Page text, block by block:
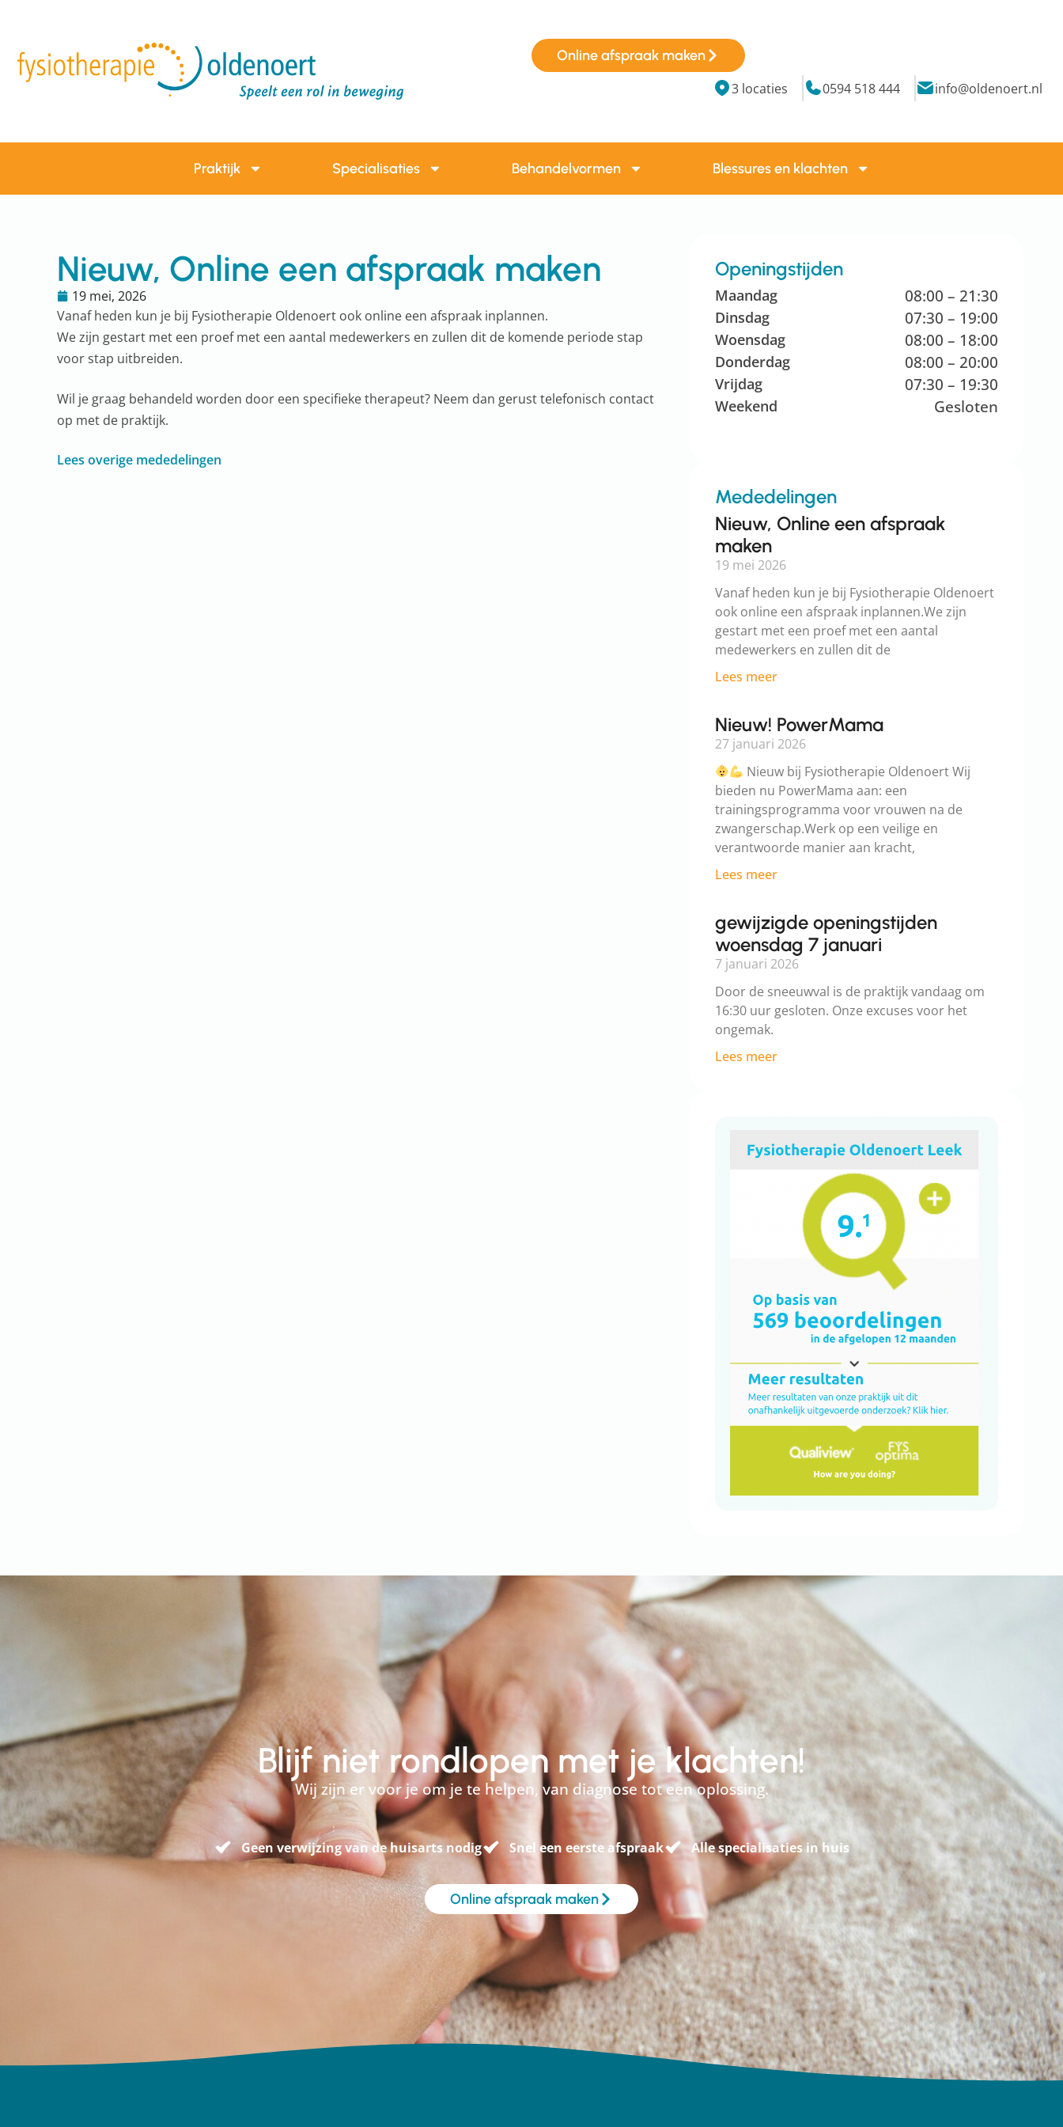
Online afspraak maken
3 locaties
0594 518 444 info@oldenoert.nl
Praktijk Specialisaties Behandelvormen Blessures en klachten
Nieuw, Online een afspraak maken
19 mei, 2026
Vanaf heden kun je bij Fysiotherapie Oldenoert ook online een afspraak inplannen.
We zijn gestart met een proef met een aantal medewerkers en zullen dit de komende periode stap
voor stap uitbreiden.
Wil je graag behandeld worden door een specifieke therapeut? Neem dan gerust telefonisch contact
op met de praktijk.
Lees overige mededelingen
Openingstijden
Maandag 08:00 – 21:30
Dinsdag 07:30 – 19:00
Woensdag 08:00 – 18:00
Donderdag 08:00 – 20:00
Vrijdag 07:30 – 19:30
Weekend Gesloten
Mededelingen
Nieuw, Online een afspraak
maken
19 mei 2026
Vanaf heden kun je bij Fysiotherapie Oldenoert
ook online een afspraak inplannen.We zijn
gestart met een proef met een aantal
medewerkers en zullen dit de
Lees meer
Nieuw! PowerMama
27 januari 2026
Nieuw bij Fysiotherapie Oldenoert Wij
bieden nu PowerMama aan: een
trainingsprogramma voor vrouwen na de
zwangerschap.Werk op een veilige en
verantwoorde manier aan kracht,
Lees meer
gewijzigde openingstijden
woensdag 7 januari
7 januari 2026
Door de sneeuwval is de praktijk vandaag om
16:30 uur gesloten. Onze excuses voor het
ongemak.
Lees meer
Blijf niet rondlopen met je klachten!
Wij zijn er voor je om je te helpen, van diagnose tot een oplossing.
Geen verwijzing van de huisarts nodig Snel een eerste afspraak Alle specialisaties in huis
Online afspraak maken